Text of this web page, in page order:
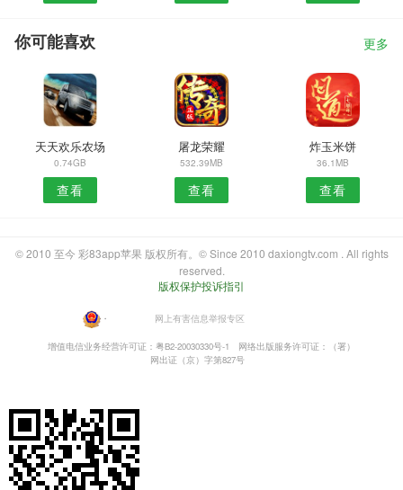
你可能喜欢 更多
天天欢乐农场
0.74GB
查看
屠龙荣耀
532.39MB
查看
炸玉米饼
36.1MB
查看
© 2010 至今 彩83app苹果 版权所有。© Since 2010 daxiongtv.com . All rights
reserved.
版权保护投诉指引
・ 网上有害信息举报专区
增值电信业务经营许可证：粤B2-20030330号-1
网络出版服务许可证：（署）
网出证（京）字第827号